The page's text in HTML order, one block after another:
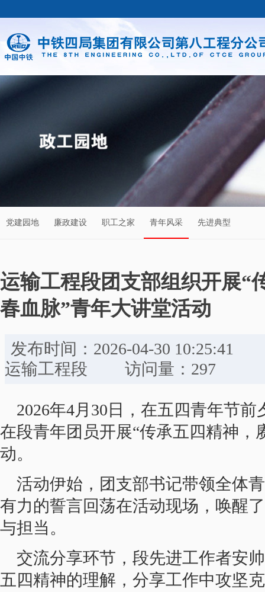
党建园地 廉政建设 职工之家 青年风采 先进典型
运输工程段团支部组织开展“
春血脉”青年大讲堂活动
发布时间：2026-04-30
运输工程段 访问量：297
2026年4月30日，在五四青年节
在段青年团员开展“传承五四精神，
动。
活动伊始，团支部书记带领全体
有力的誓言回荡在活动现场，唤醒
与担当。
交流分享环节，段先进工作者安
五四精神的理解，分享工作中攻坚